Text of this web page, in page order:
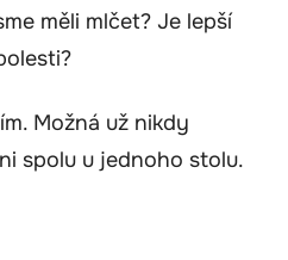
měli mlčet? Je lepší
Možná už nikdy
spolu u jednoho stolu.